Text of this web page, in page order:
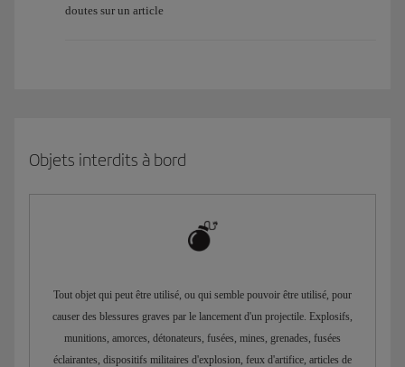
doutes sur un article
Objets interdits à bord
Tout objet qui peut être utilisé, ou qui semble pouvoir être utilisé, pour
causer des blessures graves par le lancement d'un projectile. Explosifs,
munitions, amorces, détonateurs, fusées, mines, grenades, fusées
éclairantes, dispositifs militaires d'explosion, feux d'artifice, articles de